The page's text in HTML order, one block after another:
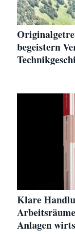
begeistern
Klare
Anlagen